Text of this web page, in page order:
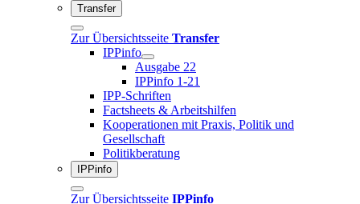
Transfer
Zur Übersichtsseite Transfer
IPPinfo
Ausgabe 22
IPPinfo 1-21
IPP-Schriften
Factsheets & Arbeitshilfen
Kooperationen mit Praxis, Politik und
Gesellschaft
Politikberatung
IPPinfo
Zur Übersichtsseite IPPinfo